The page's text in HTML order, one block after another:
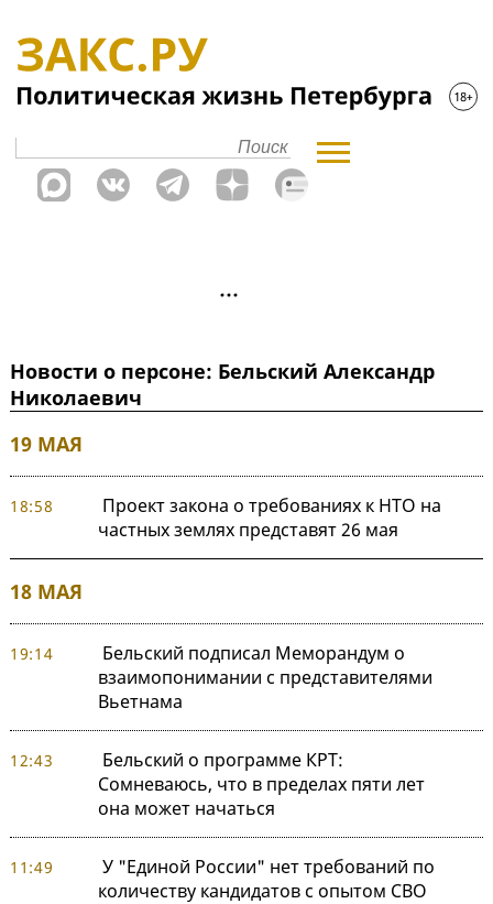
Новости о персоне: Бельский Александр
Николаевич
19 МАЯ
18:58
Проект закона о требованиях к НТО на
частных землях представят 26 мая
18 МАЯ
19:14
Бельский подписал Меморандум о
взаимопонимании с представителями
Вьетнама
12:43
Бельский о программе КРТ:
Сомневаюсь, что в пределах пяти лет
она может начаться
11:49
У "Единой России" нет требований по
количеству кандидатов с опытом СВО